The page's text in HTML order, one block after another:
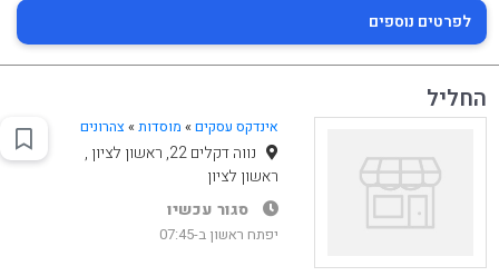
לפרטים נוספים
החליל
אינדקס עסקים » מוסדות» צהרונים
נווה דקלים 22, ראשון לציון ,
ראשון לציון
סגור עכשיו
יפתח ראשון ב-07:45